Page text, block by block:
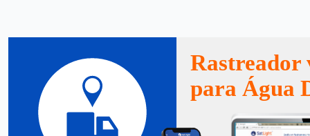
Rastreador
para Água